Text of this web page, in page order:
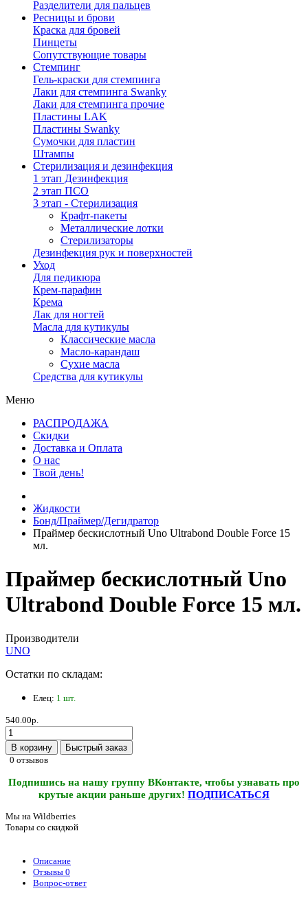
Разделители для пальцев
Ресницы и брови
Краска для бровей
Пинцеты
Сопутствующие товары
Стемпинг
Гель-краски для стемпинга
Лаки для стемпинга Swanky
Лаки для стемпинга прочие
Пластины LAK
Пластины Swanky
Сумочки для пластин
Штампы
Стерилизация и дезинфекция
1 этап Дезинфекция
2 этап ПСО
3 этап - Стерилизация
Крафт-пакеты
Металлические лотки
Стерилизаторы
Дезинфекция рук и поверхностей
Уход
Для педикюра
Крем-парафин
Крема
Лак для ногтей
Масла для кутикулы
Классические масла
Масло-карандаш
Сухие масла
Средства для кутикулы
Меню
РАСПРОДАЖА
Скидки
Доставка и Оплата
О нас
Твой день!
Жидкости
Бонд/Праймер/Дегидратор
Праймер бескислотный Uno Ultrabond Double Force 15
мл.
Праймер бескислотный Uno
Ultrabond Double Force 15 мл.
Производители
UNO
Остатки по складам:
Елец: 1 шт.
540.00р.
В корзину
Быстрый заказ
0 отзывов
Подпишись на нашу группу ВКонтакте, чтобы узнавать про
крутые акции раньше других! ПОДПИСАТЬСЯ
Мы на Wildberries
Товары со скидкой
Описание
Отзывы 0
Вопрос-ответ